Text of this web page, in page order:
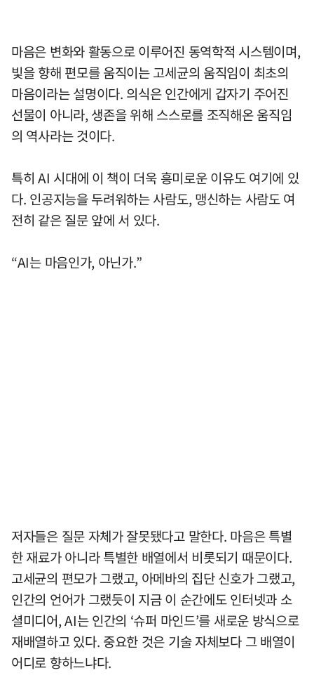
마음은 변화와 활동으로 이루어진 동역학적 시스템이며,
빛을 향해 편모를 움직이는 고세균의 움직임이 최초의
마음이라는 설명이다. 의식은 인간에게 갑자기 주어진
선물이 아니라, 생존을 위해 스스로를 조직해온 움직임
의 역사라는 것이다.
특히 AI 시대에 이 책이 더욱 흥미로운 이유도 여기에 있
다. 인공지능을 두려워하는 사람도, 맹신하는 사람도 여
전히 같은 질문 앞에 서 있다.
“AI는 마음인가, 아닌가.”
저자들은 질문 자체가 잘못됐다고 말한다. 마음은 특별
한 재료가 아니라 특별한 배열에서 비롯되기 때문이다.
고세균의 편모가 그랬고, 아메바의 집단 신호가 그랬고,
인간의 언어가 그랬듯이 지금 이 순간에도 인터넷과 소
셜미디어, AI는 인간의 ‘슈퍼 마인드’를 새로운 방식으로
재배열하고 있다. 중요한 것은 기술 자체보다 그 배열이
어디로 향하느냐다.